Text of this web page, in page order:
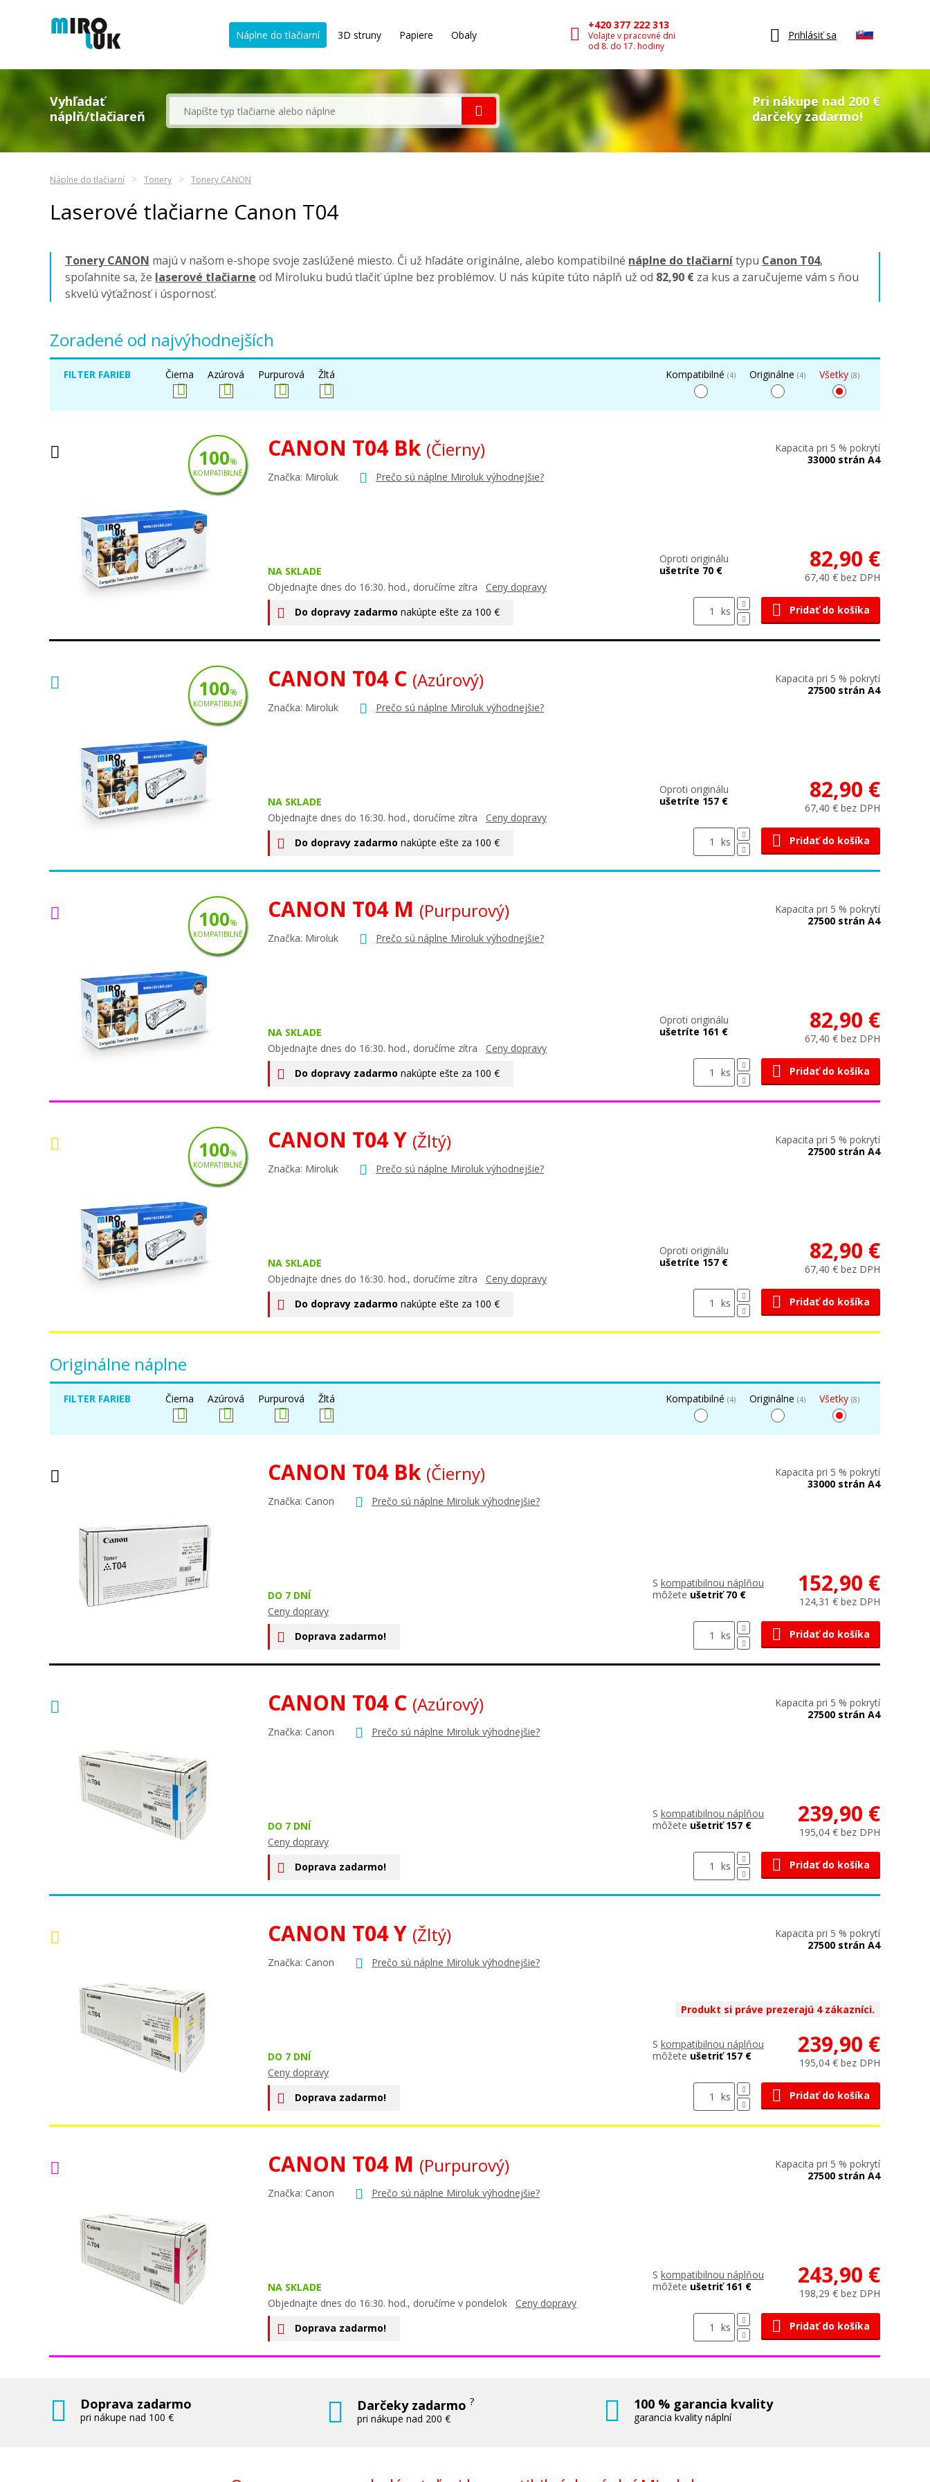
Náplne do tlačiarní 3D struny Papiere Obaly
+420 377 222 313
Volajte v pracovné dni
od 8. do 17. hodiny
Prihlásiť sa
Vyhľadať
náplň/tlačiareň
Pri nákupe nad 200 €
darčeky zadarmo!
Náplne do tlačiarní Tonery Tonery CANON
Laserové tlačiarne Canon T04
Tonery CANON majú v našom e-shope svoje zaslúžené miesto. Či už hľadáte originálne, alebo kompatibilné náplne do tlačiarnítypu Canon T04,
spoľahnite sa, že laserové tlačiarne od Miroluku budú tlačiť úplne bez problémov. U nás kúpite túto náplň už od 82,90 € za kus a zaručujeme vám s ňou
skvelú výťažnosť i úspornosť.
Zoradené od najvýhodnejších
FILTER FARIEB Čierna Azúrová Purpurová Žltá Kompatibilné (4) Originálne (4) Všetky (8)
CANON T04 Bk (Čierny)
Značka: Miroluk Prečo sú náplne Miroluk výhodnejšie?
NA SKLADE
Objednajte dnes do 16:30. hod., doručíme zítra Ceny dopravy
Do dopravy zadarmo nakúpte ešte za 100 €
Kapacita pri 5 % pokrytí
33000 strán A4
Oproti originálu
ušetríte 70 €
82,90 €
67,40 € bez DPH
ks Pridať do košíka
100%
KOMPATIBILNÉ
CANON T04 C (Azúrový)
Značka: Miroluk Prečo sú náplne Miroluk výhodnejšie?
NA SKLADE
Objednajte dnes do 16:30. hod., doručíme zítra Ceny dopravy
Do dopravy zadarmo nakúpte ešte za 100 €
Kapacita pri 5 % pokrytí
27500 strán A4
Oproti originálu
ušetríte 157 €
82,90 €
67,40 € bez DPH
ks Pridať do košíka
100%
KOMPATIBILNÉ
CANON T04 M (Purpurový)
Značka: Miroluk Prečo sú náplne Miroluk výhodnejšie?
NA SKLADE
Objednajte dnes do 16:30. hod., doručíme zítra Ceny dopravy
Do dopravy zadarmo nakúpte ešte za 100 €
Kapacita pri 5 % pokrytí
27500 strán A4
Oproti originálu
ušetríte 161 €
82,90 €
67,40 € bez DPH
ks Pridať do košíka
100%
KOMPATIBILNÉ
CANON T04 Y (Žltý)
Značka: Miroluk Prečo sú náplne Miroluk výhodnejšie?
NA SKLADE
Objednajte dnes do 16:30. hod., doručíme zítra Ceny dopravy
Do dopravy zadarmo nakúpte ešte za 100 €
Kapacita pri 5 % pokrytí
27500 strán A4
Oproti originálu
ušetríte 157 €
82,90 €
67,40 € bez DPH
ks Pridať do košíka
100%
KOMPATIBILNÉ
Originálne náplne
FILTER FARIEB Čierna Azúrová Purpurová Žltá Kompatibilné (4) Originálne (4) Všetky (8)
CANON T04 Bk (Čierny)
Značka: Canon Prečo sú náplne Miroluk výhodnejšie?
DO 7 DNÍ
Ceny dopravy
Doprava zadarmo!
Kapacita pri 5 % pokrytí
33000 strán A4
S kompatibilnou náplňou
môžete ušetriť 70 € 152,90 €
124,31 € bez DPH
ks Pridať do košíka
CANON T04 C (Azúrový)
Značka: Canon Prečo sú náplne Miroluk výhodnejšie?
DO 7 DNÍ
Ceny dopravy
Doprava zadarmo!
Kapacita pri 5 % pokrytí
27500 strán A4
S kompatibilnou náplňou
môžete ušetriť 157 € 239,90 €
195,04 € bez DPH
ks Pridať do košíka
CANON T04 Y (Žltý)
Značka: Canon Prečo sú náplne Miroluk výhodnejšie?
DO 7 DNÍ
Ceny dopravy
Doprava zadarmo!
Kapacita pri 5 % pokrytí
27500 strán A4
Produkt si práve prezerajú 4 zákazníci.
S kompatibilnou náplňou
môžete ušetriť 157 € 239,90 €
195,04 € bez DPH
ks Pridať do košíka
CANON T04 M (Purpurový)
Značka: Canon Prečo sú náplne Miroluk výhodnejšie?
NA SKLADE
Objednajte dnes do 16:30. hod., doručíme v pondelok Ceny dopravy
Doprava zadarmo!
Kapacita pri 5 % pokrytí
27500 strán A4
S kompatibilnou náplňou
môžete ušetriť 161 € 243,90 €
198,29 € bez DPH
ks Pridať do košíka
Doprava zadarmo
pri nákupe nad 100 €
Darčeky zadarmo?
pri nákupe nad 200 €
100 % garancia kvality
garancia kvality náplní